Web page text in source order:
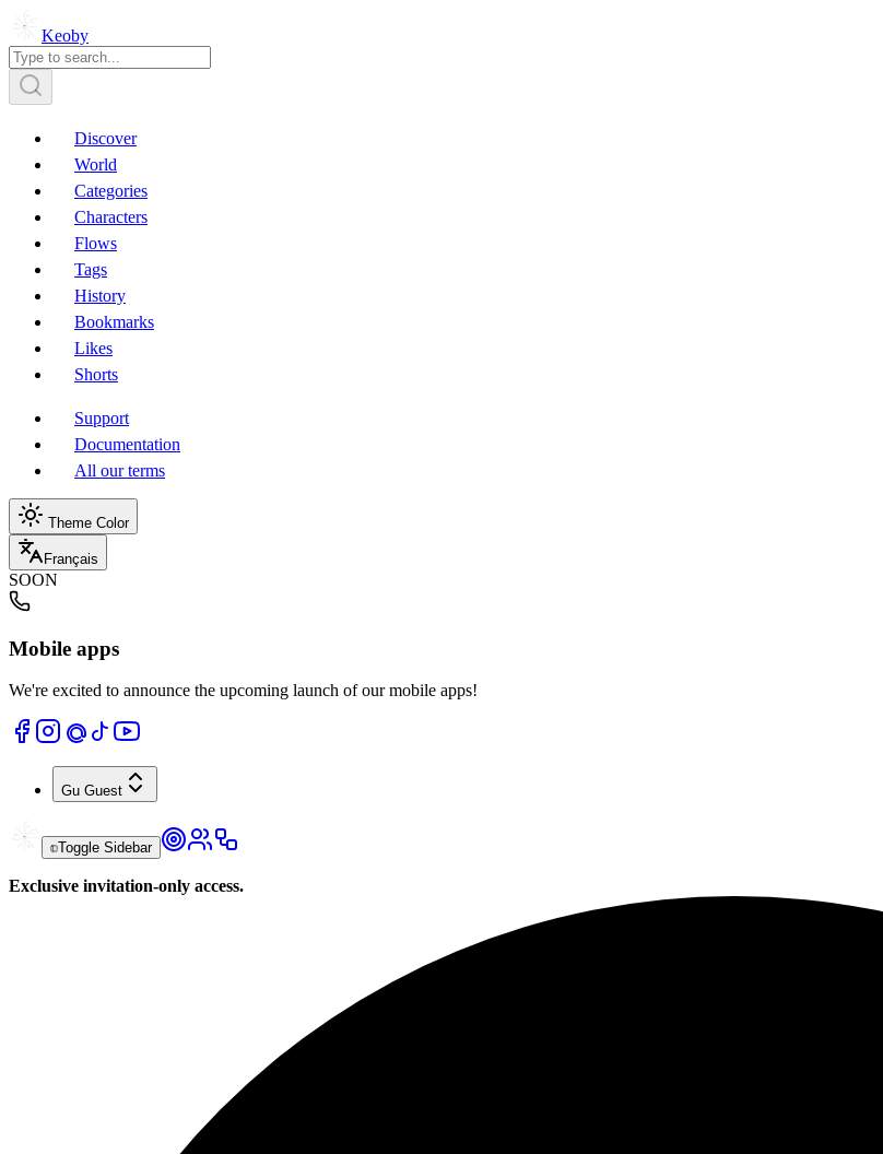
Keoby
Discover
World
Categories
Characters
Flows
Tags
History
Bookmarks
Likes
Shorts
Support
Documentation
All our terms
Theme Color
Français
SOON
Mobile apps
We're excited to announce the upcoming launch of our mobile apps!
Gu Guest
Toggle Sidebar
Exclusive invitation-only access.